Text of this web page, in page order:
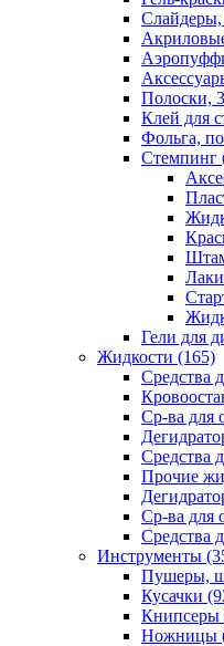
Слайдеры,
Полоски,
Клей для
Фольга,
Стемпинг
Гели для
Жидкости (165)
Средства
Ср-ва для
Средства
Прочие
Ср-ва для
Средства
Инструменты
Пушеры,
Кусачки
Книпсеры
Ножницы